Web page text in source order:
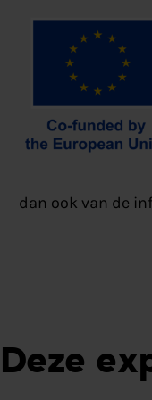
dan ook van de
Deze